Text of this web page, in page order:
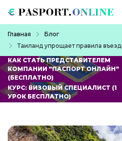
Главная
Блог
Таиланд упрощает правила
КАК СТАТЬ ПРЕДСТАВИТЕЛЕМ
КОМПАНИИ "ПАСПОРТ ОНЛАЙН"
(БЕСПЛАТНО)
КУРС: ВИЗОВЫЙ СПЕЦИАЛИСТ (1
УРОК БЕСПЛАТНО)